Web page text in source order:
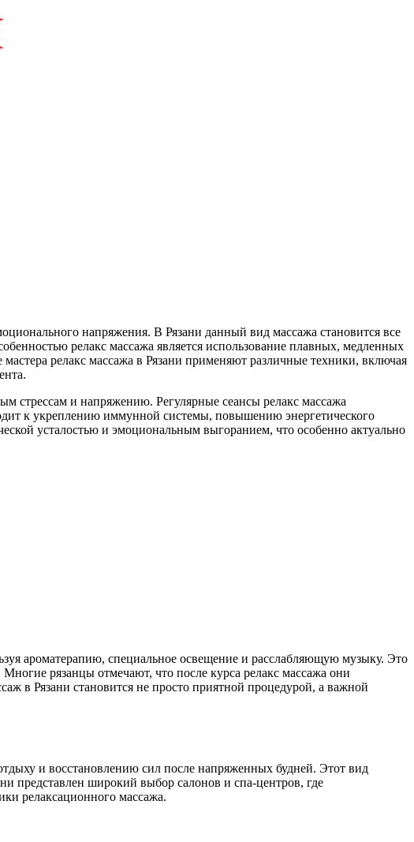
напряжения. В Рязани данный вид массажа становится все
релакс массажа является использование плавных, медленных
релакс массажа в Рязани применяют различные техники, включая
стрессам и напряжению. Регулярные сеансы релакс массажа
к укреплению иммунной системы, повышению энергетического
усталостью и эмоциональным выгоранием, что особенно актуально
ароматерапию, специальное освещение и расслабляющую музыку. Это
рязанцы отмечают, что после курса релакс массажа они
в Рязани становится не просто приятной процедурой, а важной
и восстановлению сил после напряженных будней. Этот вид
представлен широкий выбор салонов и спа-центров, где
релаксационного массажа.